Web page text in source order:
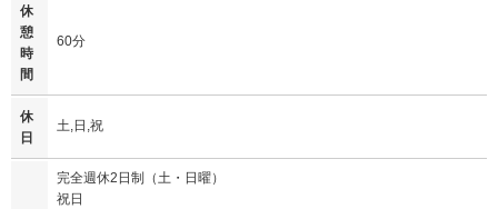
休
憩
時
間
60分
休
日
土,日,祝
完全週休2日制（土・日曜）
祝日